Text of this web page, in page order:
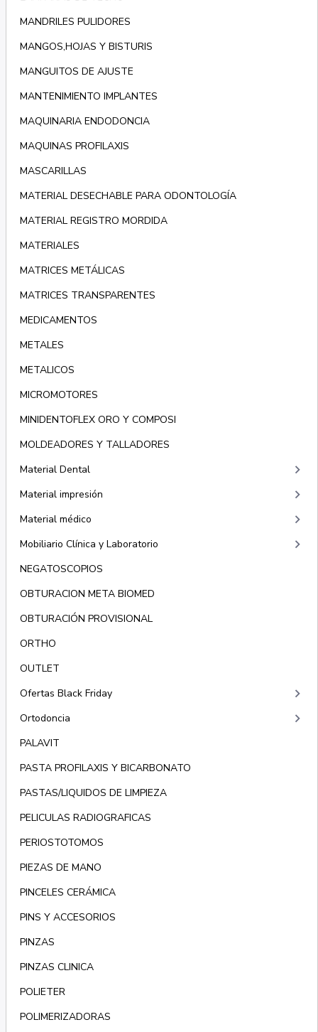
MANDRILES PULIDORES
MANGOS,HOJAS Y BISTURIS
MANGUITOS DE AJUSTE
MANTENIMIENTO IMPLANTES
MAQUINARIA ENDODONCIA
MAQUINAS PROFILAXIS
MASCARILLAS
MATERIAL DESECHABLE PARA ODONTOLOGÍA
MATERIAL REGISTRO MORDIDA
MATERIALES
MATRICES METÁLICAS
MATRICES TRANSPARENTES
MEDICAMENTOS
METALES
METALICOS
MICROMOTORES
MINIDENTOFLEX ORO Y COMPOSI
MOLDEADORES Y TALLADORES
Material Dental
keyboard_arrow_right
Material impresión keyboard_arrow_right
Material médico keyboard_arrow_right
Mobiliario Clínica y Laboratorio keyboard_arrow_right
NEGATOSCOPIOS
OBTURACION META BIOMED
OBTURACIÓN PROVISIONAL
ORTHO
OUTLET
Ofertas Black Friday
keyboard_arrow_right
Ortodoncia keyboard_arrow_right
PALAVIT
PASTA PROFILAXIS Y BICARBONATO
PASTAS/LIQUIDOS DE LIMPIEZA
PELICULAS RADIOGRAFICAS
PERIOSTOTOMOS
PIEZAS DE MANO
PINCELES CERÁMICA
PINS Y ACCESORIOS
PINZAS
PINZAS CLINICA
POLIETER
POLIMERIZADORAS